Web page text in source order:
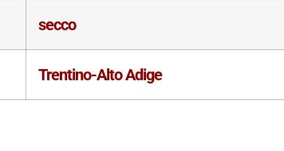
secco
Trentino-Alto Adige